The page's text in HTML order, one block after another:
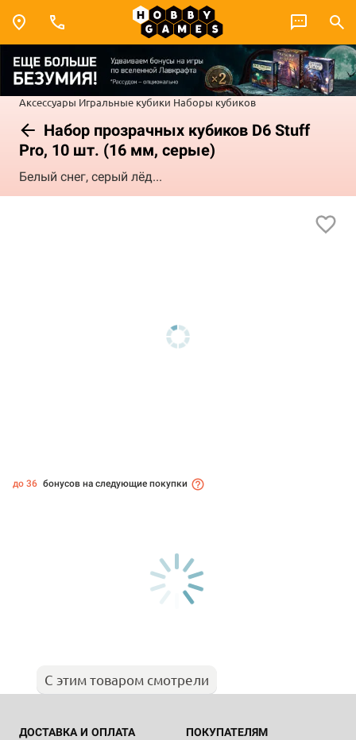
Аксессуары Игральные кубики Наборы кубиков
Набор прозрачных кубиков D6 Stuff
Pro, 10 шт. (16 мм, серые)
Белый снег, серый лёд...
до 36 бонусов на следующие покупки
С этим товаром смотрели
ДОСТАВКА И ОПЛАТА ПОКУПАТЕЛЯМ